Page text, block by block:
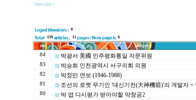
0
159
11 6
no subject
84
박광서 美國 민주평화통일 자문위원
83
박승희 인천광역시 서구의회 의원
82
박정만 연보 (1946-1988)
81
조선의 로켓 무기인 '대신기전(大神機箭)'의 개발자 =
80
박 엽 다시평가 받아야할 약창공2